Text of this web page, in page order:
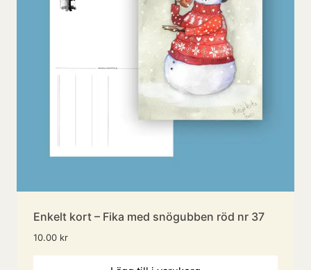
Enkelt kort – Fika med snögubben röd nr 37
10.00 kr